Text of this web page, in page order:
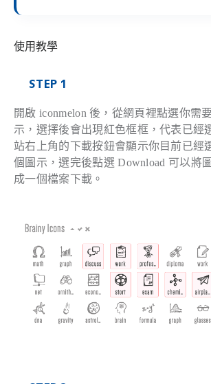
使用教學
STEP 1
開啟 iconmelon 後，從網頁裡點選你需
示，選擇後會出現紅色框框，代表已經
站右上角的下載按鈕會顯示你目前已經
個圖示，選完後點選 Download 可以將
成一個檔案下載。